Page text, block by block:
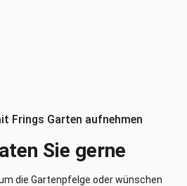
Frings Garten aufnehmen
Sie gerne
die Gartenpfelge oder wünschen